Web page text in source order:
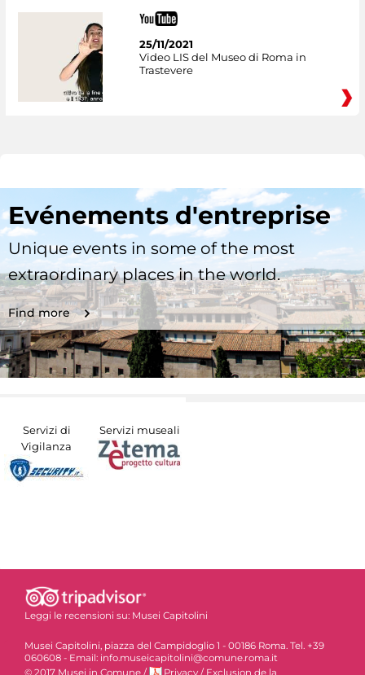
25/11/2021
Video LIS del Museo di Roma in
Trastevere
Evénements d'entreprise
Unique events in some of the most
extraordinary places in the world.
Find more
Servizi di
Vigilanza
Servizi museali
Leggi le recensioni su: Musei Capitolini
Musei Capitolini, piazza del Campidoglio 1 - 00186 Roma. Tel. +39
060608 - Email: info.museicapitolini@comune.roma.it